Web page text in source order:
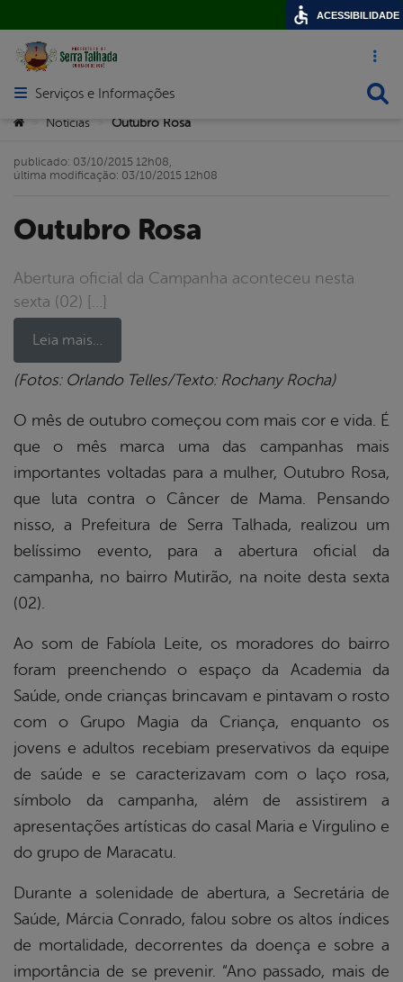
Acesso
Abrir menu principal de navegação
Serviços e Informações
Você está aqui:
Notícias Outubro Rosa
Outubro Rosa
Abertura oficial da Campanha aconteceu nesta
sexta (02) […]
Leia mais…
publicado: 03/10/2015 12h08,
última modificação: 03/10/2015 12h08
(Fotos: Orlando Telles/Texto: Rochany Rocha)
O mês de outubro começou com mais cor e vida. É
que o mês marca uma das campanhas mais
importantes voltadas para a mulher, Outubro Rosa,
que luta contra o Câncer de Mama. Pensando
nisso, a Prefeitura de Serra Talhada, realizou um
belíssimo evento, para a abertura oficial da
campanha, no bairro Mutirão, na noite desta sexta
(02).
Ao som de Fabíola Leite, os moradores do bairro
foram preenchendo o espaço da Academia da
Saúde, onde crianças brincavam e pintavam o rosto
com o Grupo Magia da Criança, enquanto os
jovens e adultos recebiam preservativos da equipe
de saúde e se caracterizavam com o laço rosa,
símbolo da campanha, além de assistirem a
apresentações artísticas do casal Maria e Virgulino e
do grupo de Maracatu.
Durante a solenidade de abertura, a Secretária de
Saúde, Márcia Conrado, falou sobre os altos índices
de mortalidade, decorrentes da doença e sobre a
importância de se prevenir. “Ano passado, mais de
ACESSIBILIDADE